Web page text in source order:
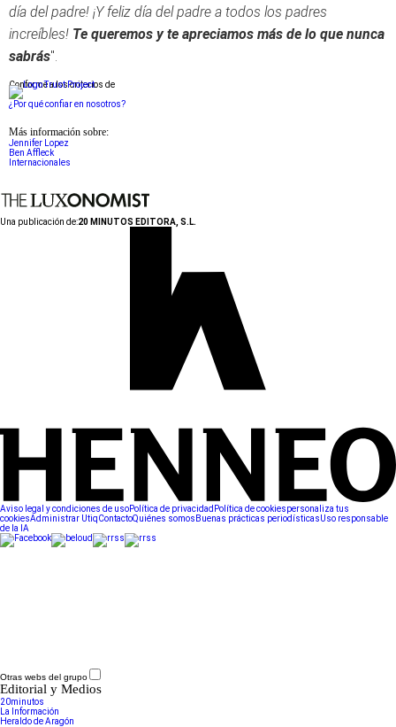
día del padre! ¡Y feliz día del padre a todos los padres
increíbles! Te queremos y te apreciamos más de lo que nunca
sabrás".
Conforme a los criterios de
¿Por qué confiar en nosotros?
Más información sobre:
Jennifer Lopez
Ben Affleck
Internacionales
Una publicación de:20 MINUTOS EDITORA, S.L.
Aviso legal y condiciones de usoPolítica de privacidad Política de cookiespersonaliza tus
cookiesAdministrar UtiqContactoQuiénes somos Buenas prácticas periodísticasUso responsable
de la IA
Otras webs del grupo
Editorial y Medios
20minutos
La Información
Heraldo de Aragón